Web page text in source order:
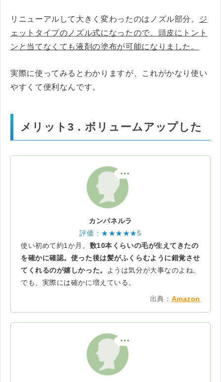
リニューアルして大きく変わったのはノズル部分。
ジ
ェットタイプのノズル式になったので、頭皮にトント
ンと当てなくても液剤の塗布が可能になりました。
実際に使ってみるとわかりますが、これがかなり使い
やすくて便利なんです。
メリット3．ボリュームアップした
カンパネルラ
評価：★★★★★5
使い初めて約1か月。 数10本くらいの毛が生えてきたの
を確かに確認。使った後は髪がふくらむように錯覚させ
てくれるのが嬉しかった。
ようは気分が大事なのよね。
でも、実際には確かに増えている。
出典： Amazon